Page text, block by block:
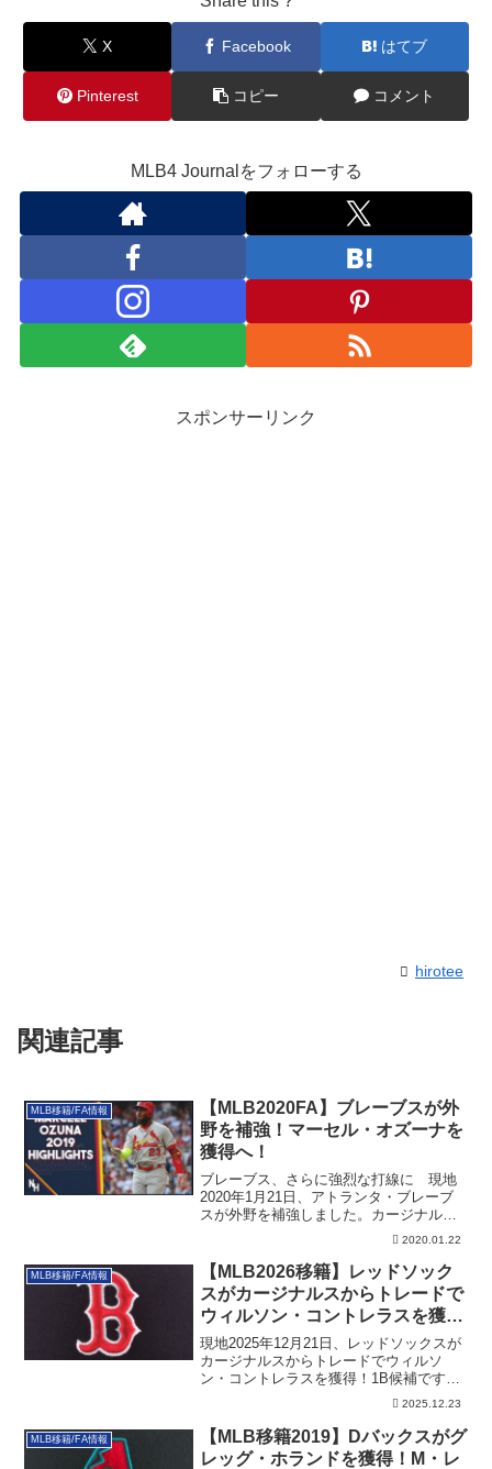
X Facebook はてブ
Pinterest コピー コメント
MLB4 Journalをフォローする
スポンサーリンク
hirotee
関連記事
MLB移籍/FA情報
【MLB2020FA】ブレーブスが外
野を補強！マーセル・オズーナを
獲得へ！
ブレーブス、さらに強烈な打線に 現地
2020年1月21日、アトランタ・ブレーブ
スが外野を補強しました。カージナルス
2020.01.22
MLB移籍/FA情報
【MLB2026移籍】レッドソック
スがカージナルスからトレードで
ウィルソン・コントレラスを獲
得！1B候補へ
現地2025年12月21日、レッドソックスが
カージナルスからトレードでウィルソ
ン・コントレラスを獲得！1B候補です。
2025.12.23
MLB移籍/FA情報
【MLB移籍2019】Dバックスがグ
レッグ・ホランドを獲得！M・レ